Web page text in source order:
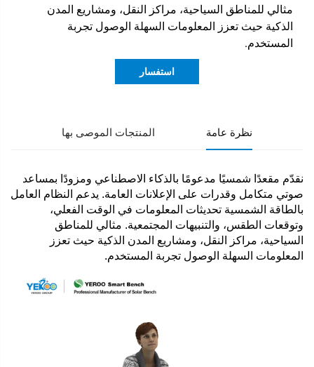
مثالي للمناطق السياحية، مراكز النقل، ومشاريع المدن
الذكية حيث تعزز المعلومات السهلة الوصول تجربة
المستخدم.
استفسار
نظرة عامة المنتجات الموصى بها
نقدّم مقعدًا شمسيًا مدعومًا بالذكاء الاصطناعي ومزودًا بمساعد
صوتي متكامل وقدرات على الإعلانات العامة. يدعم النظام العامل
بالطاقة الشمسية تحديثات المعلومات في الوقت الفعلي،
وتوقعات الطقس، والتنبيهات المجتمعية. مثالي للمناطق
السياحية، مراكز النقل، ومشاريع المدن الذكية حيث تعزز
المعلومات السهلة الوصول تجربة المستخدم.